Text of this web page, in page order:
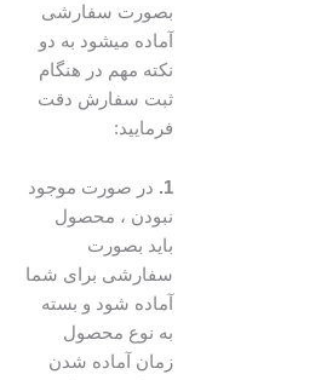
بصورت سفارشی
آماده میشود به دو
نکته مهم در هنگام
ثبت سفارش دقت
فرمایید:
در صورت موجود
نبودن ، محصول
باید بصورت
سفارشی برای شما
آماده شود و بسته
به نوع محصول
زمان آماده شدن